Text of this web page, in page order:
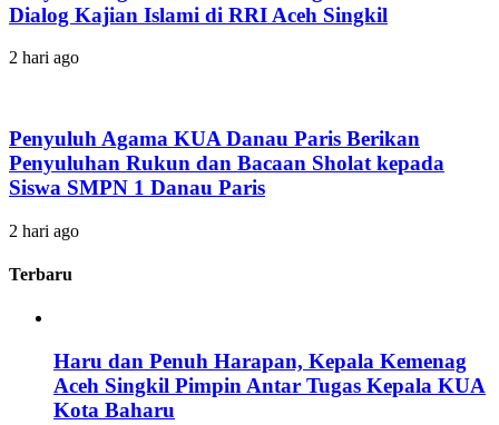
Dialog Kajian Islami di RRI Aceh Singkil
2 hari ago
Penyuluh Agama KUA Danau Paris Berikan
Penyuluhan Rukun dan Bacaan Sholat kepada
Siswa SMPN 1 Danau Paris
2 hari ago
Terbaru
Haru dan Penuh Harapan, Kepala Kemenag
Aceh Singkil Pimpin Antar Tugas Kepala KUA
Kota Baharu